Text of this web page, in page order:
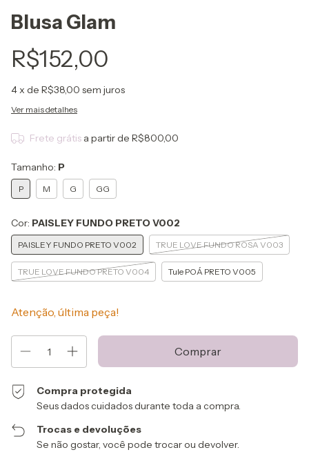
Blusa Glam
R$152,00
4x de R$38,00 sem juros
Ver mais detalhes
Frete grátis a partir de R$800,00
Tamanho: P
P M G GG
Cor: PAISLEY FUNDO PRETO V002
PAISLEY FUNDO PRETO V002 TRUE LOVE FUNDO ROSA V003
TRUE LOVE FUNDO PRETO V004 Tule POÁ PRETO V005
Atenção, última peça!
Compra protegida
Seus dados cuidados durante toda a compra.
Trocas e devoluções
Se não gostar, você pode trocar ou devolver.